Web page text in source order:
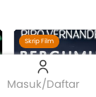
Masuk/Daftar
Skrip Film